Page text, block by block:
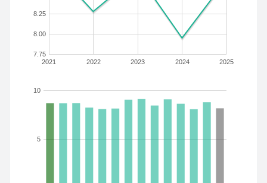
2021 2022 2023 2024 2025
7.75
8.00
8.25
5
10